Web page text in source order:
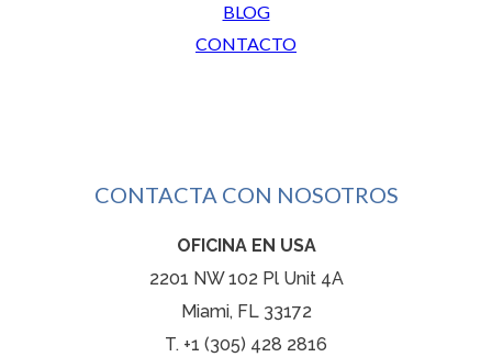
BLOG
CONTACTO
CONTACTA CON NOSOTROS
OFICINA EN USA
2201 NW 102 Pl Unit 4A
Miami, FL 33172
T. +1 (305) 428 2816